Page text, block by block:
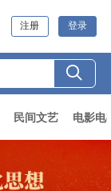
注册 登录
民间文艺 电影电